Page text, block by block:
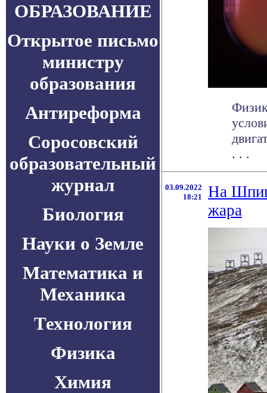
ОБРАЗОВАНИЕ
Открытое письмо
министру
образования
Антиреформа
Соросовский
образовательный
журнал
Биология
Науки о Земле
Математика и
Механика
Технология
Физика
Химия
. . .
03.09.2022
18:21
На
жара